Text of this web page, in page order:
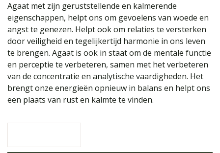
Agaat met zijn geruststellende en kalmerende
eigenschappen, helpt ons om gevoelens van woede en
angst te genezen. Helpt ook om relaties te versterken
door veiligheid en tegelijkertijd harmonie in ons leven
te brengen. Agaat is ook in staat om de mentale functie
en perceptie te verbeteren, samen met het verbeteren
van de concentratie en analytische vaardigheden. Het
brengt onze energieën opnieuw in balans en helpt ons
een plaats van rust en kalmte te vinden.